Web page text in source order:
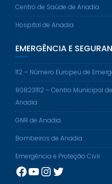
Centro de Saúde de Anadia
Hospital de Anadia
EMERGÊNCIA E
112 – Número Europeu de
808231112 – Centro Municipal
Anadia
GNR de Anadia
Bombeiros de Anadia
Emergência e Proteção Civil
Facebook
YouTube
Instagram
Twitter